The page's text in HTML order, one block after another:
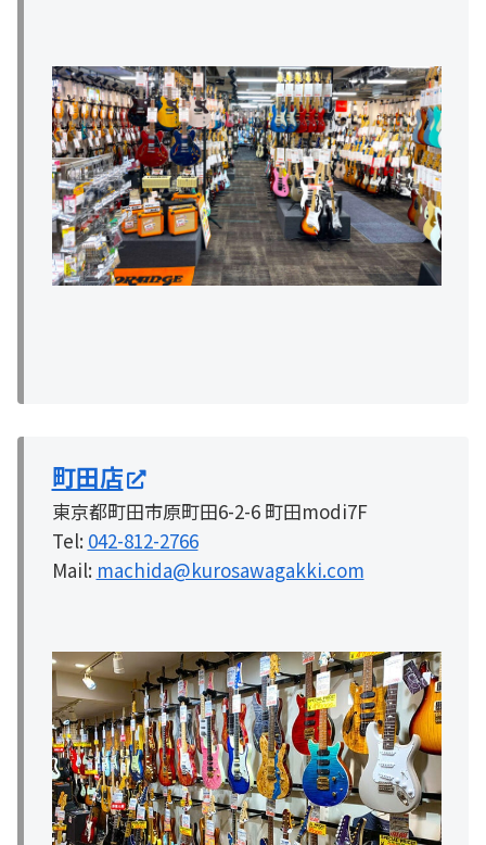
町田店
東京都町田市原町田6-2-6 町田modi7F
Tel: 042-812-2766
Mail: machida@kurosawagakki.com